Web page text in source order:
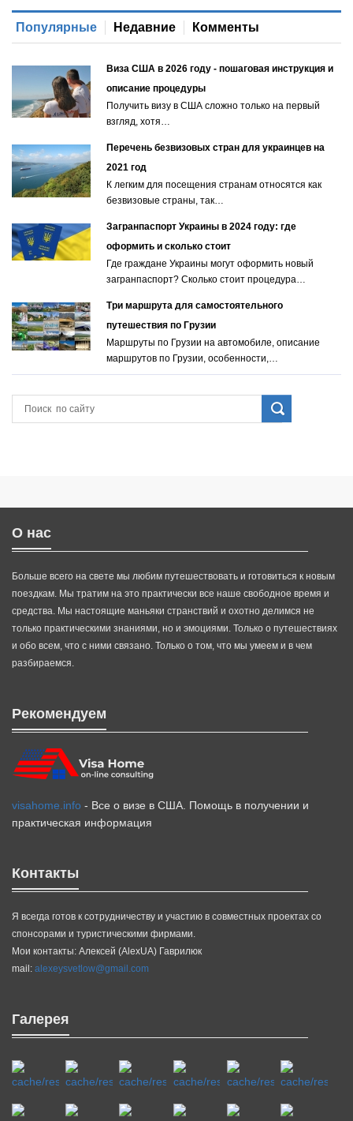
Популярные Недавние Комменты
Виза США в 2026 году - пошаговая инструкция и
описание процедуры
Получить визу в США сложно только на первый
взгляд, хотя…
Перечень безвизовых стран для украинцев на
2021 год
К легким для посещения странам относятся как
безвизовые страны, так…
Загранпаспорт Украины в 2024 году: где
оформить и сколько стоит
Где граждане Украины могут оформить новый
загранпаспорт? Сколько стоит процедура…
Три маршрута для самостоятельного
путешествия по Грузии
Маршруты по Грузии на автомобиле, описание
маршрутов по Грузии, особенности,…
О нас
Больше всего на свете мы любим путешествовать и готовиться к новым
поездкам. Мы тратим на это практически все наше свободное время и
средства. Мы настоящие маньяки странствий и охотно делимся не
только практическими знаниями, но и эмоциями. Только о путешествиях
и обо всем, что с ними связано. Только о том, что мы умеем и в чем
разбираемся.
Рекомендуем
visahome.info - Все о визе в США. Помощь в получении и
практическая информация
Контакты
Я всегда готов к сотрудничеству и участию в совместных проектах со
спонсорами и туристическими фирмами.
Мои контакты: Алексей (AlexUA) Гаврилюк
mail: alexeysvetlow@gmail.com
Галерея